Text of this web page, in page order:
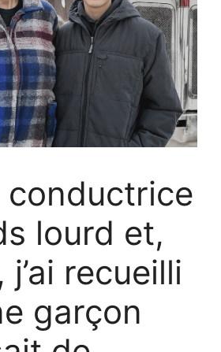
conductrice
lourd et,
j’ai recueilli
garçon